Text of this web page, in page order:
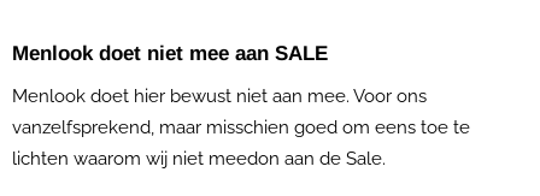
Menlook doet niet mee aan SALE
Menlook doet hier bewust niet aan mee. Voor ons
vanzelfsprekend, maar misschien goed om eens toe te
lichten waarom wij niet meedon aan de Sale.